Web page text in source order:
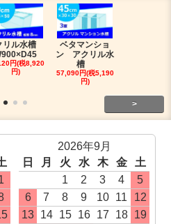
リル水槽
円(税8,920
円)
ベタマンショ
ン アクリル水
槽
57,090円(税5,190
円)
>
2026年9月
日
月 火 水 木 金
土
1
2 3 4
5
6
7 8 9 10 11
12
13 14 15 16 17 18 19